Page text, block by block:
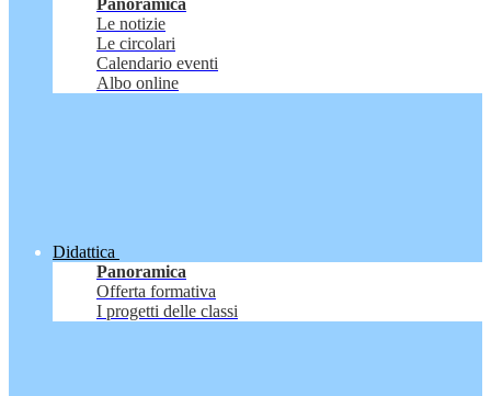
Panoramica
Le notizie
Le circolari
Calendario eventi
Albo online
Didattica
Panoramica
Offerta formativa
I progetti delle classi